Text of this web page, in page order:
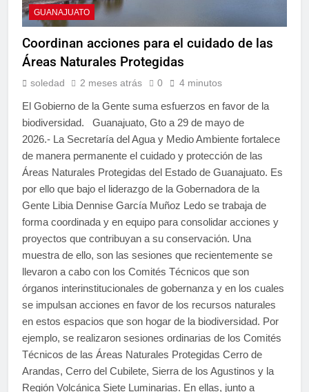
GUANAJUATO
Coordinan acciones para el cuidado de las
Áreas Naturales Protegidas
soledad 2 meses atrás 0 4 minutos
El Gobierno de la Gente suma esfuerzos en favor de la
biodiversidad. Guanajuato, Gto a 29 de mayo de
2026.- La Secretaría del Agua y Medio Ambiente fortalece
de manera permanente el cuidado y protección de las
Áreas Naturales Protegidas del Estado de Guanajuato. Es
por ello que bajo el liderazgo de la Gobernadora de la
Gente Libia Dennise García Muñoz Ledo se trabaja de
forma coordinada y en equipo para consolidar acciones y
proyectos que contribuyan a su conservación. Una
muestra de ello, son las sesiones que recientemente se
llevaron a cabo con los Comités Técnicos que son
órganos interinstitucionales de gobernanza y en los cuales
se impulsan acciones en favor de los recursos naturales
en estos espacios que son hogar de la biodiversidad. Por
ejemplo, se realizaron sesiones ordinarias de los Comités
Técnicos de las Áreas Naturales Protegidas Cerro de
Arandas, Cerro del Cubilete, Sierra de los Agustinos y la
Región Volcánica Siete Luminarias. En ellas, junto a